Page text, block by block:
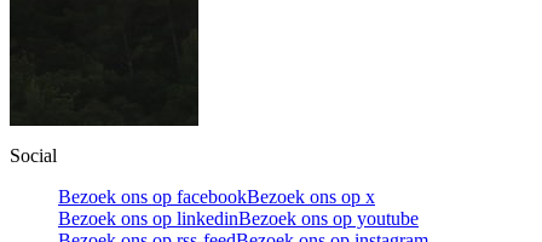
Social
Bezoek ons op facebookBezoek ons op x
Bezoek ons op linkedinBezoek ons op youtube